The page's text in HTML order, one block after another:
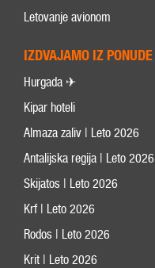
Letovanje avionom
IZDVAJAMO IZ PONUDE
Hurgada ✈
Kipar hoteli
Almaza zaliv | Leto 2026
Antalijska regija | Leto 2026
Skijatos | Leto 2026
Krf | Leto 2026
Rodos | Leto 2026
Krit | Leto 2026